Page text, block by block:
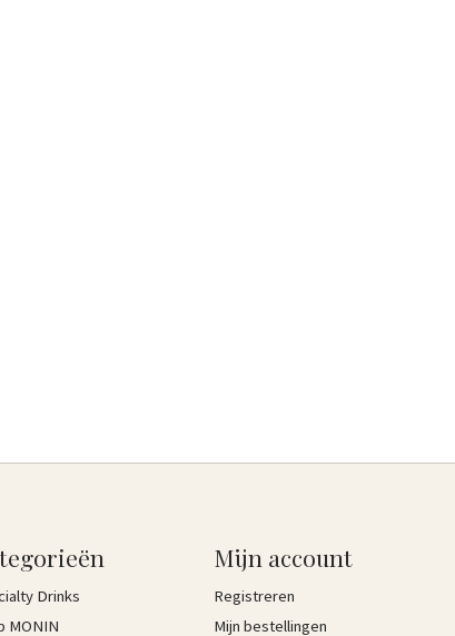
Drinks
MONIN
Mijn account
Registreren
Mijn bestellingen